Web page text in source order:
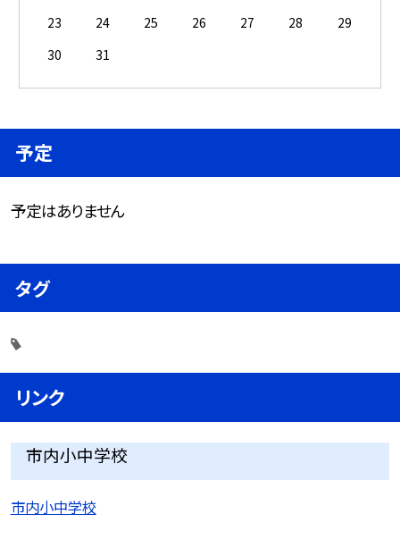
23
24 25 26 27 28
29
30
31
予定
予定はありません
タグ
リンク
市内小中学校
市内小中学校